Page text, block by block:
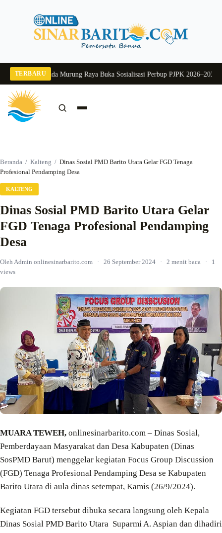
TERBARU
2026Pj Sekda Murung Raya Buka Sosialisasi Perbup PJPK 2026–2030
Beranda / Kalteng / Dinas Sosial PMD Barito Utara Gelar FGD Tenaga
Profesional Pendamping Desa
KALTENG
Dinas Sosial PMD Barito Utara Gelar
FGD Tenaga Profesional Pendamping
Desa
Oleh Admin onlinesinarbarito.com · 26 September 2024 · 2 menit baca ·
1
views
MUARA TEWEH, onlinesinarbarito.com – Dinas Sosial,
Pemberdayaan Masyarakat dan Desa Kabupaten (Dinas
SosPMD Barut) menggelar kegiatan Focus Group Discussion
(FGD) Tenaga Profesional Pendamping Desa se Kabupaten
Barito Utara di aula dinas setempat, Kamis (26/9/2024).
Kegiatan FGD tersebut dibuka secara langsung oleh Kepala
Dinas Sosial PMD Barito Utara Suparmi A. Aspian dan dihadiri